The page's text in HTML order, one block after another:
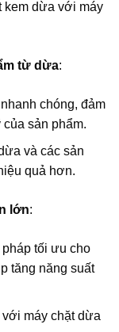
kem dừa với máy
từ dừa:
chóng, đảm
sản phẩm.
và các sản
quả hơn.
lớn:
tối ưu cho
tăng năng suất
máy chặt dừa